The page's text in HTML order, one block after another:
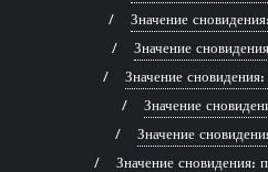
Значение
Значение
Значение
Значение
Значение
Значение сновидения: